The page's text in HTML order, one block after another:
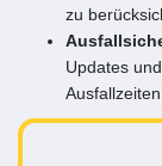
zu
Updates
Ausfallzeiten.